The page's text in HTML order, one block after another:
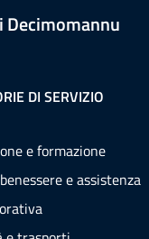
Decimomannu
DI SERVIZIO
e formazione
e assistenza